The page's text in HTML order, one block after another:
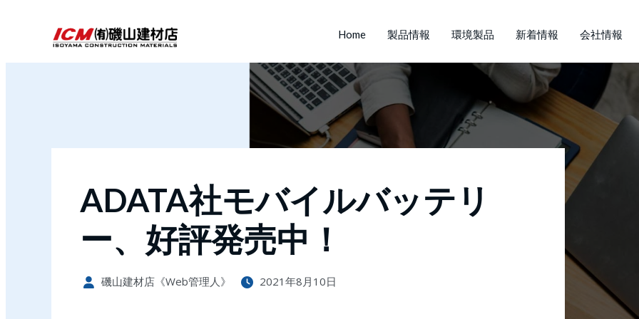
Home 製品情報 環境製品 新着情報 会社情報
ADATA社モバイルバッテリ
ー、好評発売中！
磯山建材店《Web管理人》 2021年8月10日